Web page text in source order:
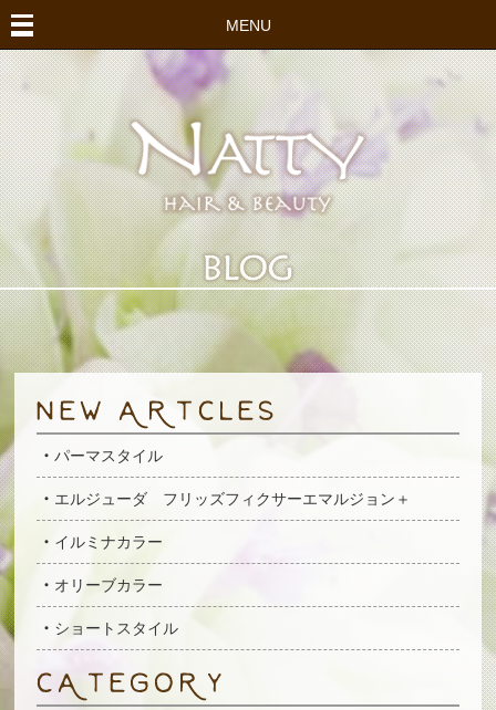
MENU
パーマスタイル
エルジューダ フリッズフィクサーエマルジョン＋
イルミナカラー
オリーブカラー
ショートスタイル